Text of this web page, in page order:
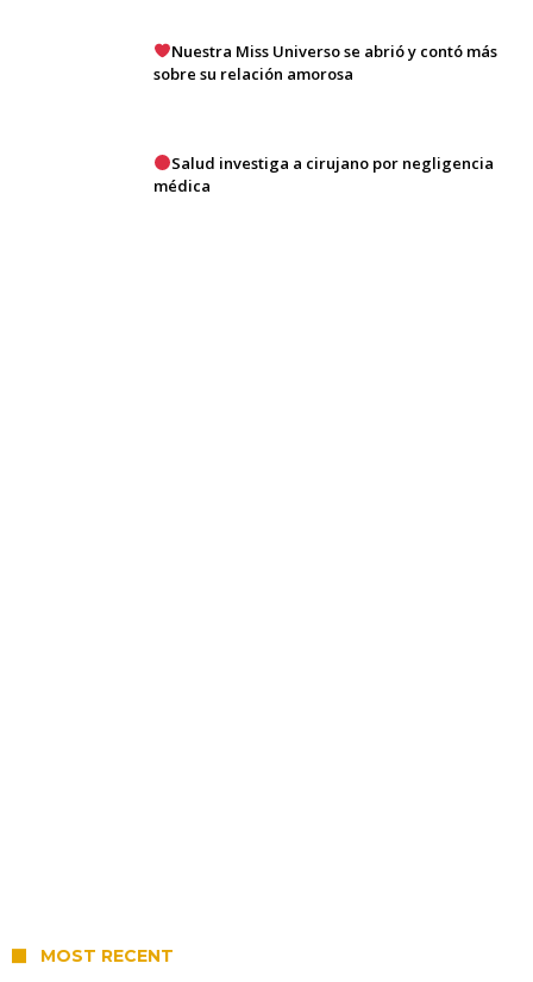
Nuestra Miss Universo se abrió y contó más
sobre su relación amorosa
Salud investiga a cirujano por negligencia
médica
MOST RECENT